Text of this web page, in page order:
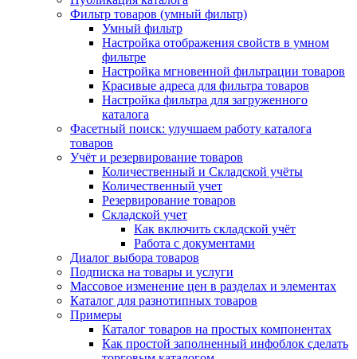
Фильтр товаров (умный фильтр)
Умный фильтр
Настройка отображения свойств в умном
фильтре
Настройка мгновенной фильтрации товаров
Красивые адреса для фильтра товаров
Настройка фильтра для загруженного
каталога
Фасетный поиск: улучшаем работу каталога
товаров
Учёт и резервирование товаров
Количественный и Складской учёты
Количественный учет
Резервирование товаров
Складской учет
Как включить складской учёт
Работа с документами
Диалог выбора товаров
Подписка на товары и услуги
Массовое изменение цен в разделах и элементах
Каталог для разнотипных товаров
Примеры
Каталог товаров на простых компонентах
Как простой заполненный инфоблок сделать